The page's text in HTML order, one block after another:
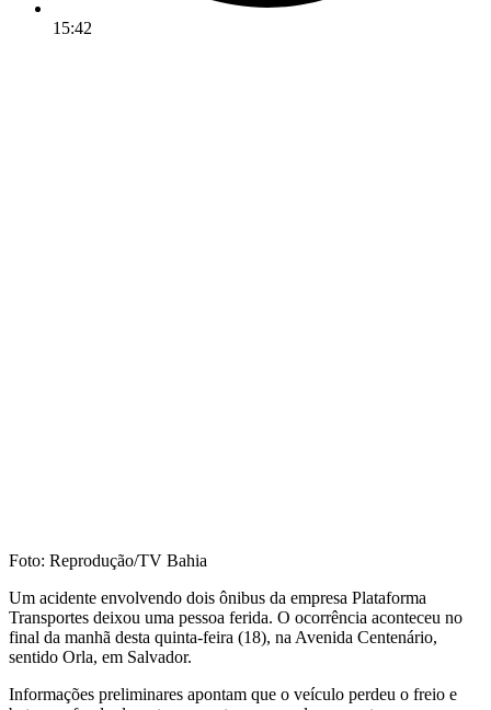
15:42
Foto: Reprodução/TV Bahia
Um acidente envolvendo dois ônibus da empresa Plataforma
Transportes deixou uma pessoa ferida. O ocorrência aconteceu no
final da manhã desta quinta-feira (18), na Avenida Centenário,
sentido Orla, em Salvador.
Informações preliminares apontam que o veículo perdeu o freio e